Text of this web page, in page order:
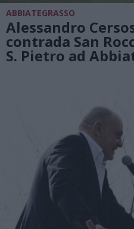
ABBIATEGRASSO
Alessandro
contrada San
S. Pietro ad